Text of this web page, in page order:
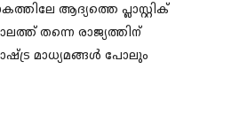
ആദ്യത്തെ പ്ലാസ്റ്റിക്
തന്നെ രാജ്യത്തിന്
മാധ്യമങ്ങൾ പോലും